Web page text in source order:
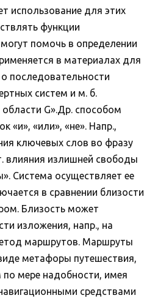
использование для этих
функции
помочь в определении
в материалах для
последовательности
систем и м. б.
G».Др. способом
«и», «или», «не». Напр.,
ключевых слов во фразу
влияния излишней свободы
Система осуществляет ее
в сравнении близости
Близость может
изложения, напр., на
маршрутов. Маршруты
метафоры путешествия,
по мере надобности, имея
средствами